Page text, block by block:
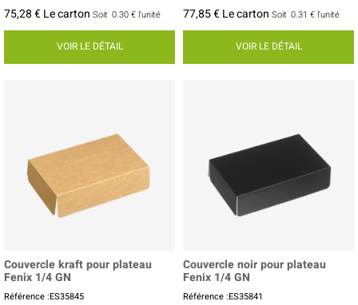
75,28 € Le carton Soit 0.30 € l'unité
VOIR LE DÉTAIL
77,85 € Le carton Soit 0.31 € l'unité
VOIR LE DÉTAIL
Couvercle kraft pour plateau
Fenix 1/4 GN
Référence :ES35845
Couvercle noir pour plateau
Fenix 1/4 GN
Référence :ES35841